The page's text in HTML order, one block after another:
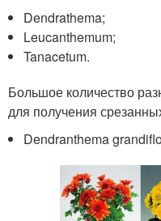
Dendrathema;
Leucanthemum;
Tanacetum.
Большое количество
для получения
Dendranthema